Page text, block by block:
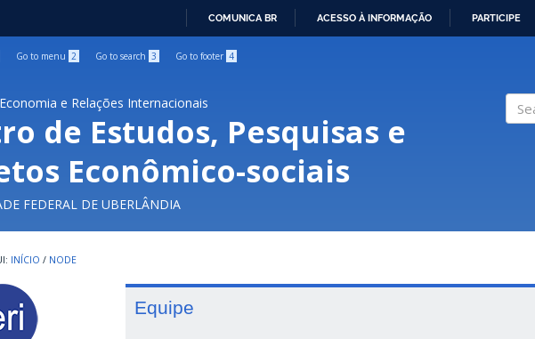
COMUNICA BR ACESSO À INFORMAÇÃO PARTICIPE
Go to menu 2 Go to search 3 Go to footer 4
e Relações Internacionais
de Estudos, Pesquisas e
Econômico-sociais
FEDERAL DE UBERLÂNDIA
INÍCIO / NODE
Equipe